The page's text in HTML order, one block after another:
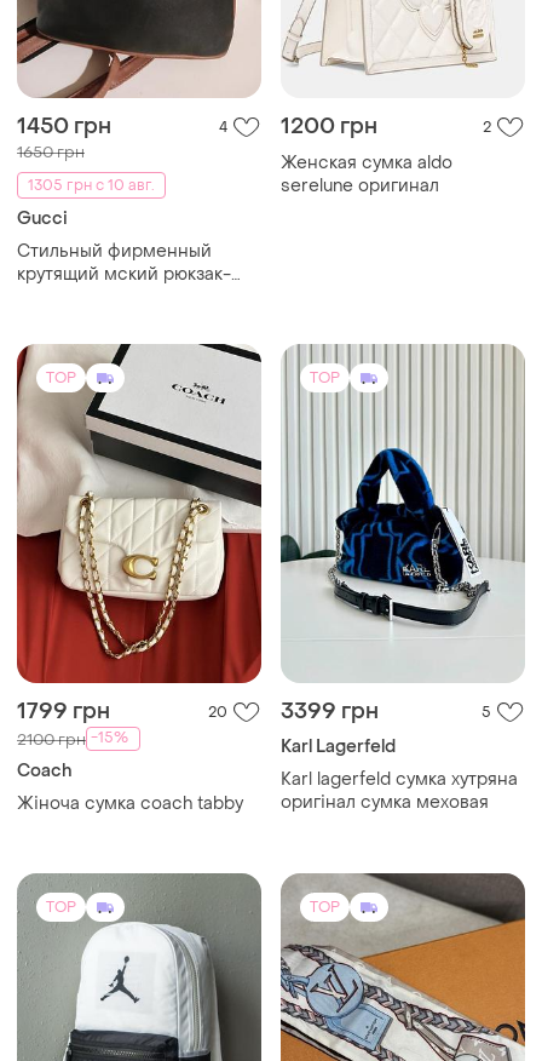
1450 грн 4
1650 грн
1305 грн с 10 авг.
Gucci
Стильный фирменный
крутящий мский рюкзак-
1200 грн 2
Женская сумка aldo
serelune оригинал
TOP
1799 грн 20
2100 грн -15%
Coach
Жіноча сумка coach tabby
TOP
3399 грн 5
Karl Lagerfeld
Karl lagerfeld сумка хутряна
оригінал сумка меховая
TOP TOP